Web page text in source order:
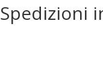
Spedizioni